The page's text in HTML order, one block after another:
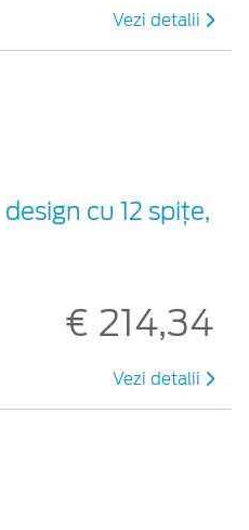
Vezi detalii
cu 12 spiţe,
€ 214,34
Vezi detalii